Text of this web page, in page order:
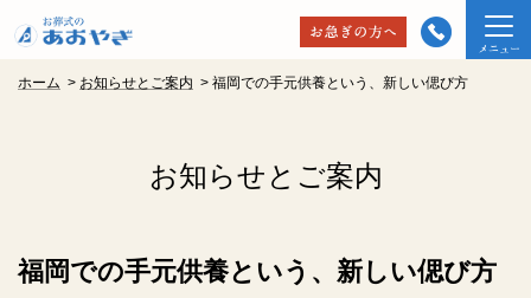
ホーム > お知らせとご案内 > 福岡での手元供養という、新しい偲び方
お知らせとご案内
福岡での手元供養という、新しい偲び方